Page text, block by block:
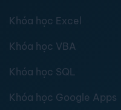
Khóa học Excel
Khóa học VBA
Khóa học SQL
Khóa học Google Apps